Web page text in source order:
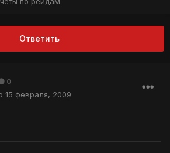
Ответить
0
15 февраля, 2009